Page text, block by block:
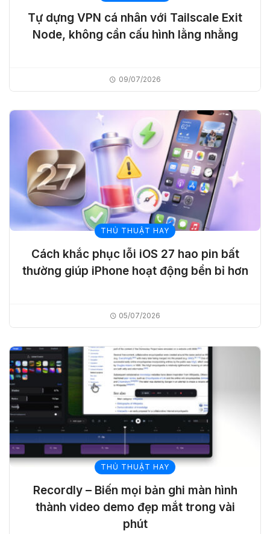
Tự dựng VPN cá nhân với Tailscale Exit
Node, không cần cấu hình lằng nhằng
09/07/2026
THỦ THUẬT HAY
Cách khắc phục lỗi iOS 27 hao pin bất
thường giúp iPhone hoạt động bền bỉ hơn
05/07/2026
THỦ THUẬT HAY
Recordly – Biến mọi bản ghi màn hình
thành video demo đẹp mắt trong vài
phút